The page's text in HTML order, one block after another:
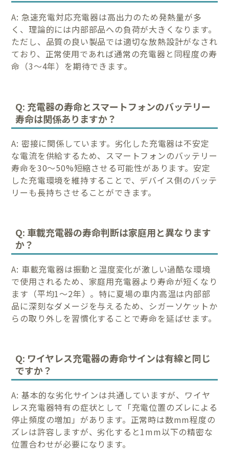
A: 急速充電対応充電器は高出力のため発熱量が多
く、理論的には内部部品への負荷が大きくなります。
ただし、品質の良い製品では適切な放熱設計がなされ
ており、正常使用であれば通常の充電器と同程度の寿
命（3～4年）を期待できます。
Q: 充電器の寿命とスマートフォンのバッテリー
寿命は関係ありますか？
A: 密接に関係しています。劣化した充電器は不安定
な電流を供給するため、スマートフォンのバッテリー
寿命を30～50%短縮させる可能性があります。安定
した充電環境を維持することで、デバイス側のバッテ
リーも長持ちさせることができます。
Q: 車載充電器の寿命判断は家庭用と異なります
か？
A: 車載充電器は振動と温度変化が激しい過酷な環境
で使用されるため、家庭用充電器より寿命が短くなり
ます（平均1～2年）。特に夏場の車内高温は内部部
品に深刻なダメージを与えるため、シガーソケットか
らの取り外しを習慣化することで寿命を延ばせます。
Q: ワイヤレス充電器の寿命サインは有線と同じ
ですか？
A: 基本的な劣化サインは共通していますが、ワイヤ
レス充電器特有の症状として「充電位置のズレによる
停止頻度の増加」があります。正常時は数mm程度の
ズレは許容しますが、劣化すると1mm以下の精密な
位置合わせが必要になります。